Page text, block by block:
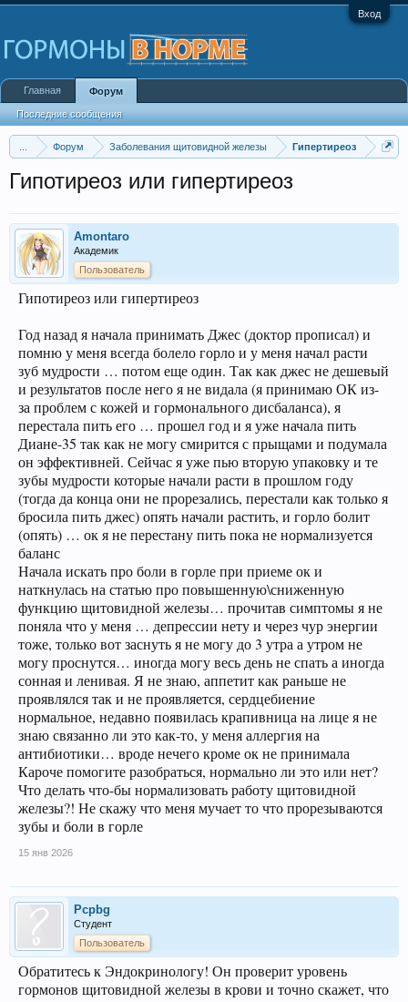
Вход
Форум Заболевания щитовидной железы Гипертиреоз
Гипотиреоз или гипертиреоз
Amontaro
Академик
Пользователь
Гипотиреоз или гипертиреоз
Год назад я начала принимать Джес (доктор прописал) и
помню у меня всегда болело горло и у меня начал расти
зуб мудрости … потом еще один. Так как джес не дешевый
и результатов после него я не видала (я принимаю ОК из-
за проблем с кожей и гормонального дисбаланса), я
перестала пить его … прошел год и я уже начала пить
Диане-35 так как не могу смирится с прыщами и подумала
он эффективней. Сейчас я уже пью вторую упаковку и те
зубы мудрости которые начали расти в прошлом году
(тогда да конца они не прорезались, перестали как только я
бросила пить джес) опять начали растить, и горло болит
(опять) … ок я не перестану пить пока не нормализуется
баланс
Начала искать про боли в горле при приеме ок и
наткнулась на статью про повышенную\сниженную
функцию щитовидной железы… прочитав симптомы я не
поняла что у меня … депрессии нету и через чур энергии
тоже, только вот заснуть я не могу до 3 утра а утром не
могу проснутся… иногда могу весь день не спать а иногда
сонная и ленивая. Я не знаю, аппетит как раньше не
проявлялся так и не проявляется, сердцебиение
нормальное, недавно появилась крапивница на лице я не
знаю связанно ли это как-то, у меня аллергия на
антибиотики… вроде нечего кроме ок не принимала
Кароче помогите разобраться, нормально ли это или нет?
Что делать что-бы нормализовать работу щитовидной
железы?! Не скажу что меня мучает то что прорезываются
зубы и боли в горле
15 янв 2026
Pcpbg
Студент
Пользователь
Обратитесь к Эндокринологу! Он проверит уровень
гормонов щитовидной железы в крови и точно скажет, что
Главная Форум
Последние сообщения